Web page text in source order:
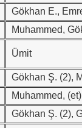
Gökhan E.,
Muhammed,
Ümit
Gökhan Ş.
Muhammed, (et)
Gökhan Ş. (2),